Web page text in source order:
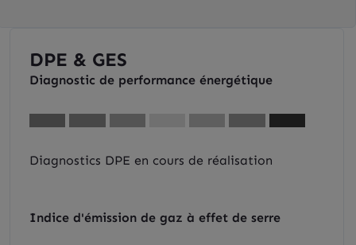
DPE & GES
Diagnostic de performance énergétique
Diagnostics DPE en cours de réalisation
Indice d'émission de gaz à effet de serre